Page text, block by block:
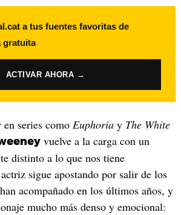
a tus fuentes favoritas de
gratuita
ACTIVAR AHORA →
series como Euphoriay The White
vuelve a la carga con un
distinto a lo que nos tiene
sigue apostando por salir de los
acompañado en los últimos años, y
mucho más denso y emocional: